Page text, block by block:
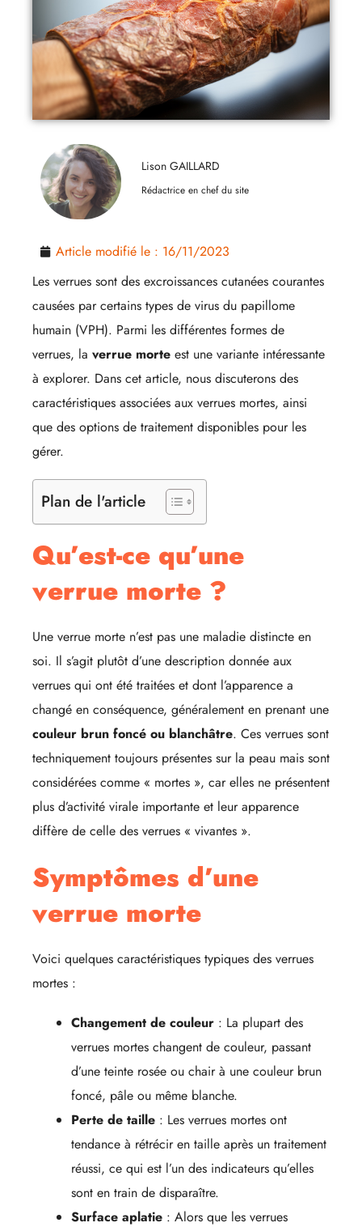
Lison GAILLARD
Rédactrice en chef du site
Article modifié le : 16/11/2023
Les verrues sont des excroissances cutanées courantes
causées par certains types de virus du papillome
humain (VPH). Parmi les différentes formes de
verrues, la verrue morte est une variante intéressante
à explorer. Dans cet article, nous discuterons des
caractéristiques associées aux verrues mortes, ainsi
que des options de traitement disponibles pour les
gérer.
Plan de l'article
Qu’est-ce qu’une
verrue morte ?
Une verrue morte n’est pas une maladie distincte en
soi. Il s’agit plutôt d’une description donnée aux
verrues qui ont été traitées et dont l’apparence a
changé en conséquence, généralement en prenant une
couleur brun foncé ou blanchâtre. Ces verrues sont
techniquement toujours présentes sur la peau mais sont
considérées comme « mortes », car elles ne présentent
plus d’activité virale importante et leur apparence
diffère de celle des verrues « vivantes ».
Symptômes d’une
verrue morte
Voici quelques caractéristiques typiques des verrues
mortes :
Changement de couleur : La plupart des
verrues mortes changent de couleur, passant
d’une teinte rosée ou chair à une couleur brun
foncé, pâle ou même blanche.
Perte de taille : Les verrues mortes ont
tendance à rétrécir en taille après un traitement
réussi, ce qui est l’un des indicateurs qu’elles
sont en train de disparaître.
Surface aplatie : Alors que les verrues